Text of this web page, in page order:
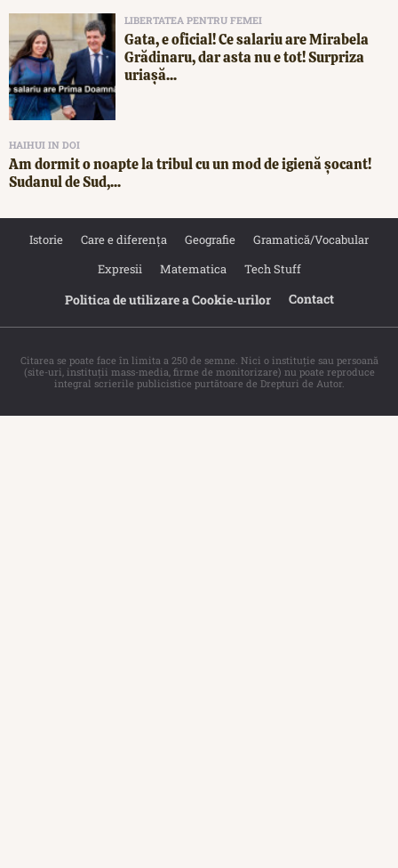
LIBERTATEA PENTRU FEMEI
Gata, e oficial! Ce salariu are Mirabela
Grădinaru, dar asta nu e tot! Surpriza
uriașă...
HAIHUI IN DOI
Am dormit o noapte la tribul cu un mod de igienă șocant!
Sudanul de Sud,...
Istorie Care e diferența Geografie
Gramatică/Vocabular
Expresii
Matematica Tech Stuff
Politica de utilizare a Cookie‐urilor Contact
Citarea se poate face în limita a 250 de semne. Nici o instituţie sau persoană
(site-uri, instituţii mass-media, firme de monitorizare) nu poate reproduce
integral scrierile publicistice purtătoare de Drepturi de Autor.